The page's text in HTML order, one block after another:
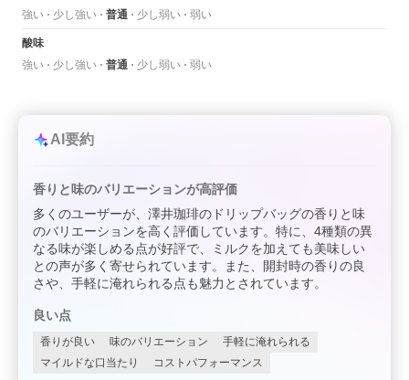
強い
少し強い 普通 少し弱い 弱い
酸味
強い
少し強い 普通 少し弱い 弱い
AI要約
香りと味のバリエーションが高評価
多くのユーザーが、澤井珈琲のドリップバッグの香りと味
のバリエーションを高く評価しています。特に、4種類の異
なる味が楽しめる点が好評で、ミルクを加えても美味しい
との声が多く寄せられています。また、開封時の香りの良
さや、手軽に淹れられる点も魅力とされています。
良い点
香りが良い 味のバリエーション
手軽に淹れられる
マイルドな口当たり
コストパフォーマンス